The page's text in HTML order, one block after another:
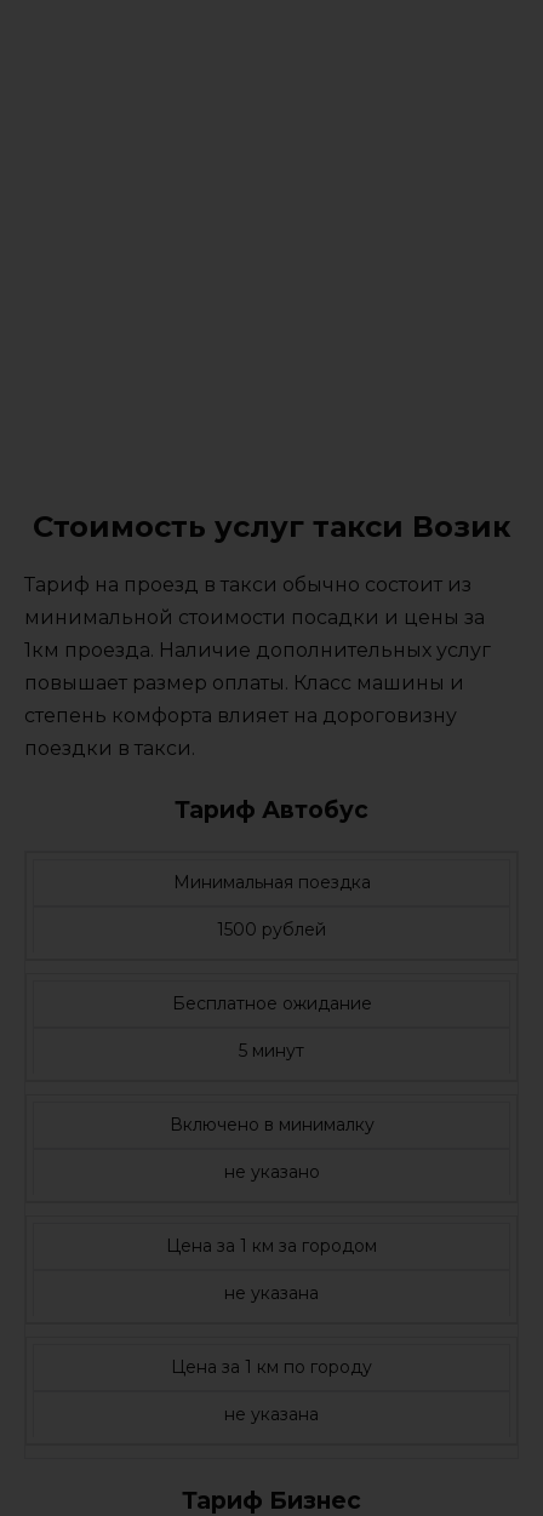
Стоимость услуг такси Возик
Тариф на проезд в такси обычно состоит из
минимальной стоимости посадки и цены за
1км проезда. Наличие дополнительных услуг
повышает размер оплаты. Класс машины и
степень комфорта влияет на дороговизну
поездки в такси.
Тариф Автобус
Минимальная поездка
1500 рублей
Бесплатное ожидание
5 минут
Включено в минималку
не указано
Цена за 1 км за городом
не указана
Цена за 1 км по городу
не указана
Тариф Бизнес